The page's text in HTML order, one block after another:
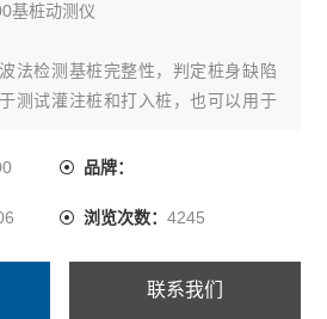
基桩动测仪
法检测基桩完整性，判定桩身缺陷
测试灌注桩和打入桩，也可以用于
ICP加速度传感器 加速度传感器
品牌：
浏览次数： 4245
联系我们